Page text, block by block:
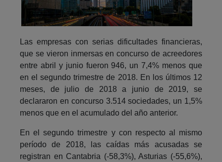
Las empresas con serias dificultades financieras,
que se vieron inmersas en concurso de acreedores
entre abril y junio fueron 946, un 7,4% menos que
en el segundo trimestre de 2018. En los últimos 12
meses, de julio de 2018 a junio de 2019, se
declararon en concurso 3.514 sociedades, un 1,5%
menos que en el acumulado del año anterior.
En el segundo trimestre y con respecto al mismo
período de 2018, las caídas más acusadas se
registran en Cantabria (-58,3%), Asturias (-55,6%),